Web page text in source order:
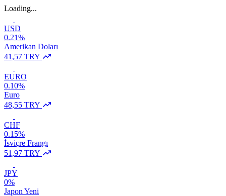
Loading...
USD
0.21%
Amerikan Doları
41,57 TRY
EURO
0.10%
Euro
48,55 TRY
CHF
0.15%
İsviçre Frangı
51,97 TRY
JPY
0%
Japon Yeni